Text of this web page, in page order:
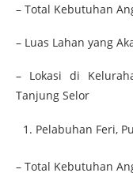
– Total Kebutuhan
– Luas Lahan yang
– Lokasi di
Tanjung Selor
Pelabuhan Feri,
– Total Kebutuhan